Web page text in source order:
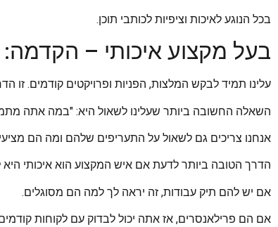
בכל הנוגע לאיכות וציפיות לכותבי תוכן.
בעל מקצוע איכותי –
עלינו תמיד לבקש המלצות, הפניות ופרויקטים קודמים. זו
השאלה החשובה ביותר שעלינו לשאול היא: "במה אתה
אנחנו צריכים גם לשאול על התעריפים שלהם ומה הם
הדרך הטובה ביותר לדעת אם איש המקצוע הוא איכותי
אם יש להם תיק עבודות, זה יראה לך למה הם מסוגלים.
אם הם פרילאנסרים, אז אתה יכול לבדוק עם לקוחות